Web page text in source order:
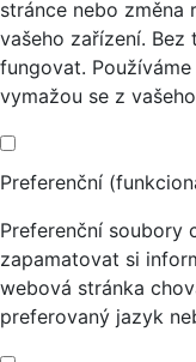
stránce nebo změna
vašeho zařízení.
fungovat.
vymažou se z
Preferenční
Preferenční soubory
zapamatovat si
webová stránka
preferovaný jazyk